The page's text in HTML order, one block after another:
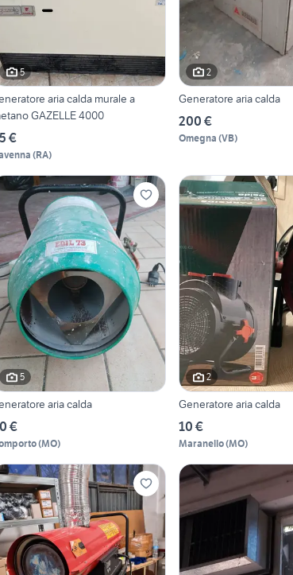
5
aria calda murale a
GAZELLE 4000
€
(RA)
2
Generatore aria calda
200 €
Omegna (VB)
5
aria calda
€
(MO)
2
Generatore aria calda
10 €
Maranello(MO)